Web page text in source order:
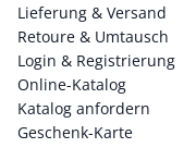
Lieferung & Versand
Retoure & Umtausch
Login & Registrierung
Online-Katalog
Katalog anfordern
Geschenk-Karte